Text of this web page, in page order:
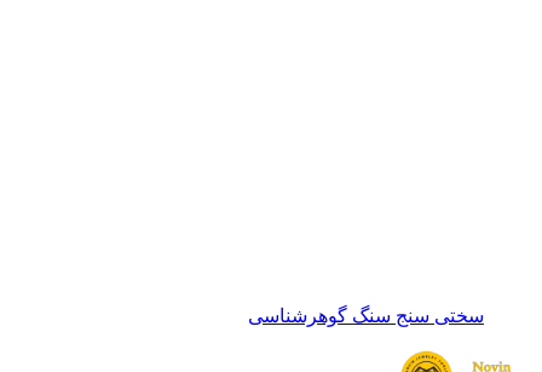
سختی سنج سنگ گوهرشناسی